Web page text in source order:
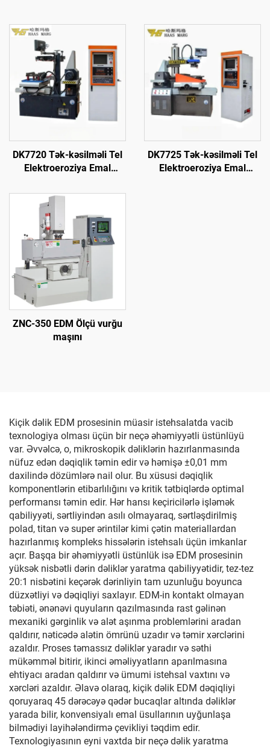
DK7720 Tək-kəsilməli Tel
Elektroeroziya Emal
DK7725 Tək-kəsilməli Tel
Elektroeroziya Emal
ZNC-350 EDM Ölçü vurğu
maşını
Kiçik dəlik EDM prosesinin müasir istehsalatda vacib
texnologiya olması üçün bir neçə əhəmiyyətli üstünlüyü
var. Əvvəlcə, o, mikroskopik dəliklərin hazırlanmasında
nüfuz edən dəqiqlik təmin edir və həmişə ±0,01 mm
daxilində dözümlərə nail olur. Bu xüsusi dəqiqlik
komponentlərin etibarlılığını və kritik tətbiqlərdə optimal
performansı təmin edir. Hər hansı keçiricilərlə işləmək
qabiliyyəti, sərtliyindən asılı olmayaraq, sərtləşdirilmiş
polad, titan və super ərintilər kimi çətin materiallardan
hazırlanmış kompleks hissələrin istehsalı üçün imkanlar
açır. Başqa bir əhəmiyyətli üstünlük isə EDM prosesinin
yüksək nisbətli dərin dəliklər yaratma qabiliyyətidir, tez-tez
20:1 nisbətini keçərək dərinliyin tam uzunluğu boyunca
düzxətliyi və dəqiqliyi saxlayır. EDM-in kontakt olmayan
təbiəti, ənənəvi quyuların qazılmasında rast gəlinən
mexaniki gərginlik və alət aşınma problemlərini aradan
qaldırır, nəticədə alətin ömrünü uzadır və təmir xərclərini
azaldır. Proses təmassız dəliklər yaradır və səthi
mükəmməl bitirir, ikinci əməliyyatların aparılmasına
ehtiyacı aradan qaldırır və ümumi istehsal vaxtını və
xərcləri azaldır. Əlavə olaraq, kiçik dəlik EDM dəqiqliyi
qoruyaraq 45 dərəcəyə qədər bucaqlar altında dəliklər
yarada bilir, konvensiyalı emal üsullarının uyğunlaşa
bilmədiyi layihələndirmə çevikliyi təqdim edir.
Texnologiyasının eyni vaxtda bir neçə dəlik yaratma